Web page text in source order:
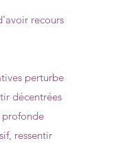
recours
perturbe
décentrées
profonde
ressentir